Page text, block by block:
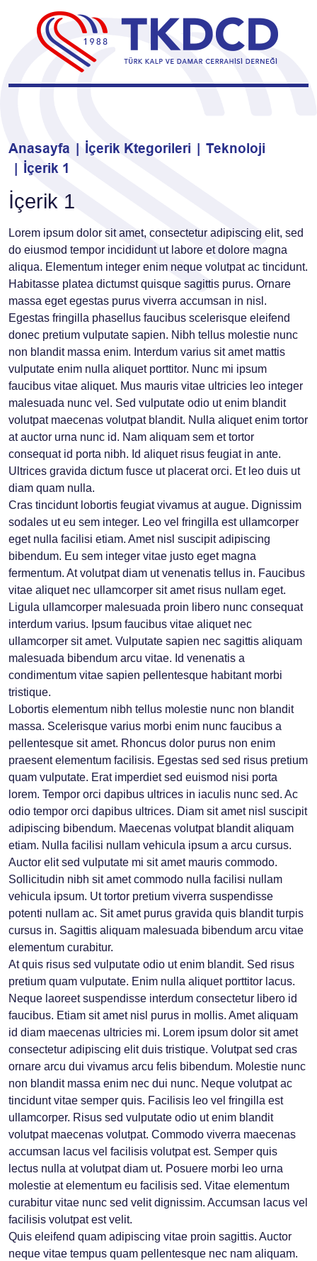
Anasayfa İçerik Ktegorileri
Teknoloji
İçerik 1
İçerik 1
Lorem ipsum dolor sit amet, consectetur adipiscing elit, sed
do eiusmod tempor incididunt ut labore et dolore magna
aliqua. Elementum integer enim neque volutpat ac tincidunt.
Habitasse platea dictumst quisque sagittis purus. Ornare
massa eget egestas purus viverra accumsan in nisl.
Egestas fringilla phasellus faucibus scelerisque eleifend
donec pretium vulputate sapien. Nibh tellus molestie nunc
non blandit massa enim. Interdum varius sit amet mattis
vulputate enim nulla aliquet porttitor. Nunc mi ipsum
faucibus vitae aliquet. Mus mauris vitae ultricies leo integer
malesuada nunc vel. Sed vulputate odio ut enim blandit
volutpat maecenas volutpat blandit. Nulla aliquet enim tortor
at auctor urna nunc id. Nam aliquam sem et tortor
consequat id porta nibh. Id aliquet risus feugiat in ante.
Ultrices gravida dictum fusce ut placerat orci. Et leo duis ut
diam quam nulla.
Cras tincidunt lobortis feugiat vivamus at augue. Dignissim
sodales ut eu sem integer. Leo vel fringilla est ullamcorper
eget nulla facilisi etiam. Amet nisl suscipit adipiscing
bibendum. Eu sem integer vitae justo eget magna
fermentum. At volutpat diam ut venenatis tellus in. Faucibus
vitae aliquet nec ullamcorper sit amet risus nullam eget.
Ligula ullamcorper malesuada proin libero nunc consequat
interdum varius. Ipsum faucibus vitae aliquet nec
ullamcorper sit amet. Vulputate sapien nec sagittis aliquam
malesuada bibendum arcu vitae. Id venenatis a
condimentum vitae sapien pellentesque habitant morbi
tristique.
Lobortis elementum nibh tellus molestie nunc non blandit
massa. Scelerisque varius morbi enim nunc faucibus a
pellentesque sit amet. Rhoncus dolor purus non enim
praesent elementum facilisis. Egestas sed sed risus pretium
quam vulputate. Erat imperdiet sed euismod nisi porta
lorem. Tempor orci dapibus ultrices in iaculis nunc sed. Ac
odio tempor orci dapibus ultrices. Diam sit amet nisl suscipit
adipiscing bibendum. Maecenas volutpat blandit aliquam
etiam. Nulla facilisi nullam vehicula ipsum a arcu cursus.
Auctor elit sed vulputate mi sit amet mauris commodo.
Sollicitudin nibh sit amet commodo nulla facilisi nullam
vehicula ipsum. Ut tortor pretium viverra suspendisse
potenti nullam ac. Sit amet purus gravida quis blandit turpis
cursus in. Sagittis aliquam malesuada bibendum arcu vitae
elementum curabitur.
At quis risus sed vulputate odio ut enim blandit. Sed risus
pretium quam vulputate. Enim nulla aliquet porttitor lacus.
Neque laoreet suspendisse interdum consectetur libero id
faucibus. Etiam sit amet nisl purus in mollis. Amet aliquam
id diam maecenas ultricies mi. Lorem ipsum dolor sit amet
consectetur adipiscing elit duis tristique. Volutpat sed cras
ornare arcu dui vivamus arcu felis bibendum. Molestie nunc
non blandit massa enim nec dui nunc. Neque volutpat ac
tincidunt vitae semper quis. Facilisis leo vel fringilla est
ullamcorper. Risus sed vulputate odio ut enim blandit
volutpat maecenas volutpat. Commodo viverra maecenas
accumsan lacus vel facilisis volutpat est. Semper quis
lectus nulla at volutpat diam ut. Posuere morbi leo urna
molestie at elementum eu facilisis sed. Vitae elementum
curabitur vitae nunc sed velit dignissim. Accumsan lacus vel
facilisis volutpat est velit.
Quis eleifend quam adipiscing vitae proin sagittis. Auctor
neque vitae tempus quam pellentesque nec nam aliquam.